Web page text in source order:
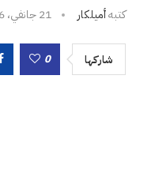
كتبهأميلكار 21 جانفي، 2016
شاركها 0